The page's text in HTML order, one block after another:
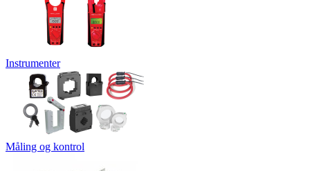
Instrumenter
Måling og kontrol